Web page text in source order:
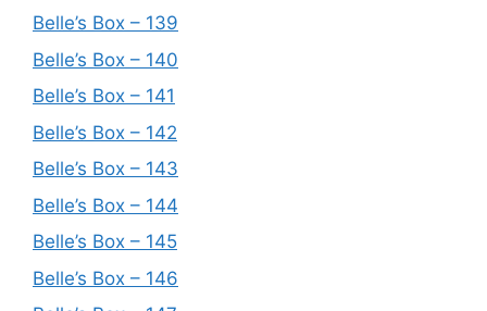
Belle’s Box – 139
Belle’s Box – 140
Belle’s Box – 141
Belle’s Box – 142
Belle’s Box – 143
Belle’s Box – 144
Belle’s Box – 145
Belle’s Box – 146